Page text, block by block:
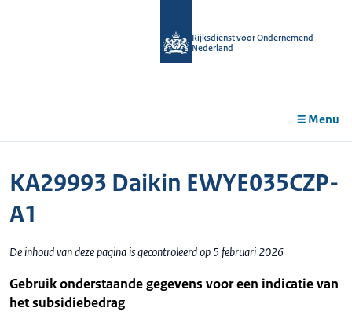
Rijksdienst voor Ondernemend
Nederland
Menu
KA29993 Daikin EWYE035CZP-
A1
De inhoud van deze pagina is gecontroleerd op 5 februari 2026
Gebruik onderstaande gegevens voor een indicatie van
het subsidiebedrag